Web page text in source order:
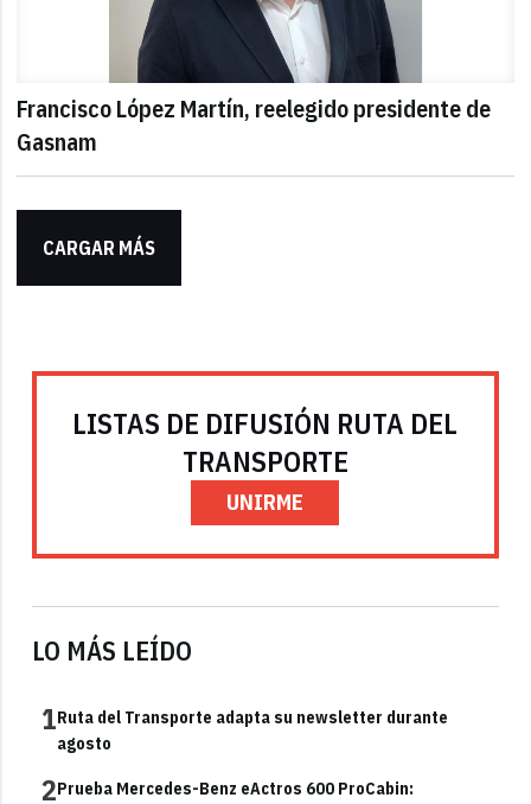
Francisco López Martín, reelegido presidente de
Gasnam
CARGAR MÁS
LISTAS DE DIFUSIÓN RUTA DEL
TRANSPORTE
UNIRME
LO MÁS LEÍDO
1Ruta del Transporte adapta su newsletter durante
agosto
2Prueba Mercedes-Benz eActros 600 ProCabin: